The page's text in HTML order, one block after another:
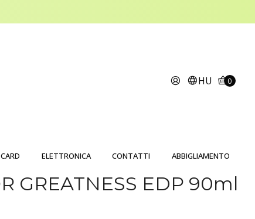
HU 0
ELETTRONICA CONTATTI ABBIGLIAMENTO
GREATNESS EDP 90ml